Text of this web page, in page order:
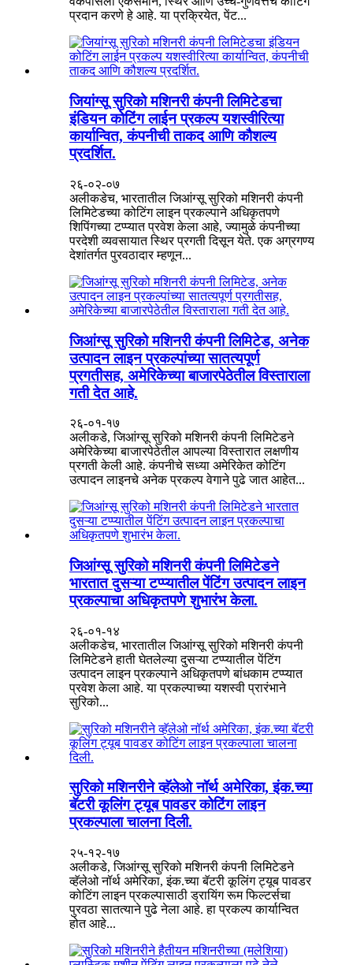
प्रदान करणे हे आहे. या प्रक्रियेत, पेंट...
जियांग्सू सुरिको मशिनरी कंपनी लिमिटेडचा
इंडियन कोटिंग लाईन प्रकल्प यशस्वीरित्या
कार्यान्वित, कंपनीची ताकद आणि कौशल्य
प्रदर्शित.
२६-०२-०७
अलीकडेच, भारतातील जिआंग्सू सुरिको मशिनरी कंपनी
लिमिटेडच्या कोटिंग लाइन प्रकल्पाने अधिकृतपणे
शिपिंगच्या टप्प्यात प्रवेश केला आहे, ज्यामुळे कंपनीच्या
परदेशी व्यवसायात स्थिर प्रगती दिसून येते. एक अग्रगण्य
देशांतर्गत पुरवठादार म्हणून...
जिआंग्सू सुरिको मशिनरी कंपनी लिमिटेड, अनेक
उत्पादन लाइन प्रकल्पांच्या सातत्यपूर्ण
प्रगतीसह, अमेरिकेच्या बाजारपेठेतील विस्ताराला
गती देत ​​आहे.
२६-०१-१७
अलीकडे, जिआंग्सू सुरिको मशिनरी कंपनी लिमिटेडने
अमेरिकेच्या बाजारपेठेतील आपल्या विस्तारात लक्षणीय
प्रगती केली आहे. कंपनीचे सध्या अमेरिकेत कोटिंग
उत्पादन लाइनचे अनेक प्रकल्प वेगाने पुढे जात आहेत...
जिआंग्सू सुरिको मशिनरी कंपनी लिमिटेडने
भारतात दुसऱ्या टप्प्यातील पेंटिंग उत्पादन लाइन
प्रकल्पाचा अधिकृतपणे शुभारंभ केला.
२६-०१-१४
अलीकडेच, भारतातील जिआंग्सू सुरिको मशिनरी कंपनी
लिमिटेडने हाती घेतलेल्या दुसऱ्या टप्प्यातील पेंटिंग
उत्पादन लाइन प्रकल्पाने अधिकृतपणे बांधकाम टप्प्यात
प्रवेश केला आहे. या प्रकल्पाच्या यशस्वी प्रारंभाने
सुरिको...
सुरिको मशिनरीने व्हॅलेओ नॉर्थ अमेरिका, इंक.च्या
बॅटरी कूलिंग ट्यूब पावडर कोटिंग लाइन
प्रकल्पाला चालना दिली.
२५-१२-१७
अलीकडे, जिआंग्सू सुरिको मशिनरी कंपनी लिमिटेडने
व्हॅलेओ नॉर्थ अमेरिका, इंक.च्या बॅटरी कूलिंग ट्यूब पावडर
कोटिंग लाइन प्रकल्पासाठी ड्रायिंग रूम फिल्टर्सचा
पुरवठा सातत्याने पुढे नेला आहे. हा प्रकल्प कार्यान्वित
होत आहे...